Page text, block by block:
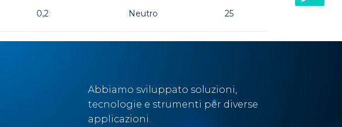
0,2 Neutro 25
Abbiamo sviluppato soluzioni,
tecnologie e strumenti per diverse
applicazioni.